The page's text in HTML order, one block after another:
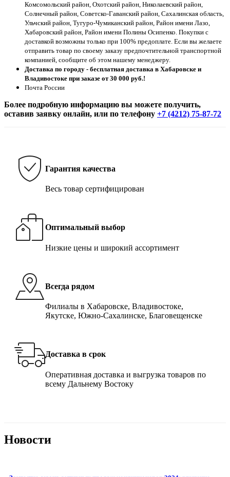
Комсомольский район, Охотский район, Николаевский район,
Солнечный район, Советско-Гаванский район, Сахалинская область,
Ульчский район, Тугуро-Чумиканский район, Район имени Лазо,
Хабаровский район, Район имени Полины Осипенко. Покупки с
доставкой возможны только при 100% предоплате. Если вы желаете
отправить товар по своему заказу предпочтительной транспортной
компанией, сообщите об этом нашему менеджеру.
Доставка по городу - бесплатная доставка в Хабаровске и
Владивостоке при заказе от 30 000 руб.!
Почта России
Более подробную информацию вы можете получить,
оставив заявку онлайн, или по телефону +7 (4212) 75-87-72
Гарантия качества
Весь товар сертифицирован
Оптимальный выбор
Низкие цены и широкий ассортимент
Всегда рядом
Филиалы в Хабаровске, Владивостоке,
Якутске, Южно-Сахалинске, Благовещенске
Доставка в срок
Оперативная доставка и выгрузка товаров по
всему Дальнему Востоку
Новости